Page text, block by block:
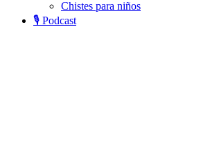
Chistes para niños
🎙️ Podcast